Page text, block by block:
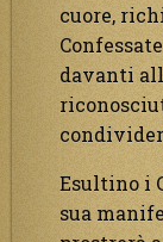
cuore,
davanti
Esultino i
sua